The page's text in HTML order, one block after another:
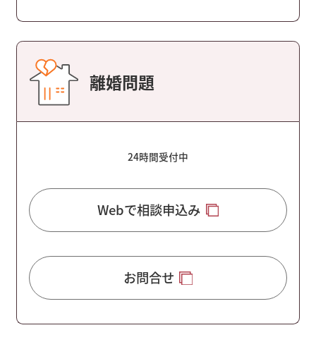
離婚問題
24時間受付中
Webで相談申込み
お問合せ